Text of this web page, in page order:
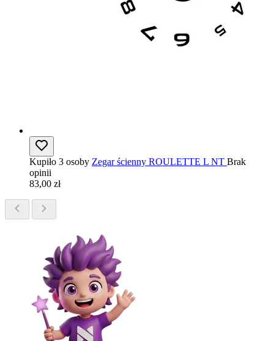
Kupiło 3 osoby Zegar ścienny ROULETTE L NT Brak
opinii
83,00 zł